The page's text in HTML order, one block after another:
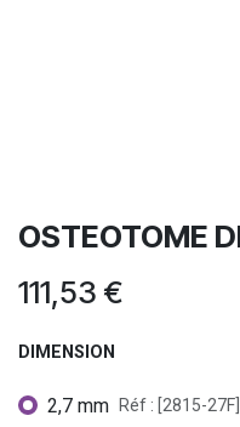
OSTEOTOME
111,53 €
DIMENSION
2,7 mm Réf : [2815-27F]